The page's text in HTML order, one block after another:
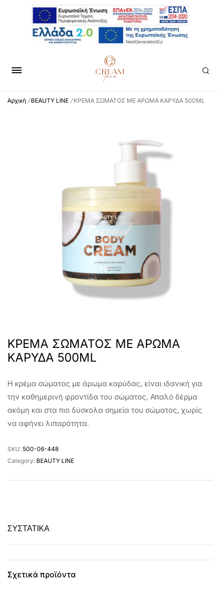
Αρχική /BEAUTY LINE /ΚΡΕΜΑ ΣΩΜΑΤΟΣ ΜΕ ΑΡΩΜΑ ΚΑΡΥΔΑ 500ML
ΚΡΕΜΑ ΣΩΜΑΤΟΣ ΜΕ ΑΡΩΜΑ
ΚΑΡΥΔΑ 500ML
Η κρέμα σώματος με άρωμα καρύδας, είναι ιδανική για
την καθημερινή φροντίδα του σώματος. Απαλό δέρμα
ακόμη και στα πιο δύσκολα σημεία του σώματος, χωρίς
να αφήνει λιπαρότητα.
SKU: 500-06-448
Category: BEAUTY LINE
ΣΥΣΤΑΤΙΚΑ
Σχετικά προϊόντα